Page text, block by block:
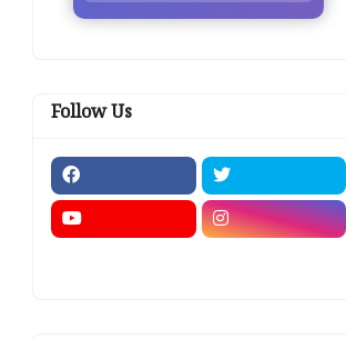
Follow Us